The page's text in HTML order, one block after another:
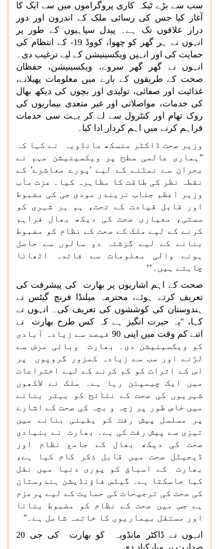
سب سے بڑے ٹیکہ کاری پروگراموں میں سے ایک کا
آغاز کیا جس کی رسائی ملک کے اندرون اور دور
دراز علاقوں تک ہے۔ پیدل سپاہیوں کے طور پر
انہوں نے ہر گھر کو چھوا، کووڈ-19 کے انتظام کی
حمایت کی اور انہیں ویکسینیشن کے لیے ترغیب دی۔
انہوں نے گھر گھر سروے، ویکسینیشن، حفظان
صحت کے طریقوں کے بارے میں معلومات پھیلانے،
غذائیت اور صفائی، تولیدی اور بچوں کی دیکھ بھال
کی خدمات، مواصلاتی اور غیر متعدی بیماریوں کی
روک تھام اور کنٹرول سے لے کر بہت سی خدمات
فراہم کرنے میں اہم کردار ادا کیا۔
وزیر صحت ڈاکٹر منسکھ مانڈویہ نے کہا کہ
"ہماری عالمی سطح پر ویکسینیشن مہم نے
بحران سے نمٹنے کے لیے 'پورے معاشرے' کے
نقطہ نظر کی طاقت کا مظاہرہ کیا۔ عزت مآب
وزیر اعظم جناب نریندر مودی جی کی مضبوط
اور قابل قیادت کے تحت، ہم ہر شہری کو
سستی، معیاری صحت کی دیکھ بھال فراہم
کرنے کے لیے ملک کے صحت کے نظام کو مضبوط
بنانے کے لیے گزشتہ دو سالوں سے حاصل
ہونے والی معلومات سے فائدہ اٹھانا
چاہتے ہیں۔’’
صحت کے اہم اشاریوں پر بھارت کی پیشرفت کی
تعریف کرتے ہوئے، محترمہ میلنڈا فرنچ گیٹس نے
ہندوستان کی کوششوں کی تعریف کی۔ انہوں نے
کہا، "یہ حیرت انگیز ہے کہ کس طرح بھارت نے
اتنے کم وقت میں اپنی 90 فیصد سے زیادہ آبادی
کو ویکسینیشن دی۔ بھارت وبائی مرض سے
لڑنے اور سب سے زیادہ کمزور گروپوں پر
اس کے اثرات کو کم کرنے کے لیے اختراعات
میں ایک چیمپئن رہا ہے۔ ملک نے لاکھوں
شہریوں کی صحت کے نتائج کو بہتر بنانے
میں خاص طور پر زچہ و بچہ کی صحت کے اشارے
پر مسلسل پیش رفت کو یقینی بنانے میں
تیزی سے پیش رفت کی ہے۔ بھارت نے بنیادی
صحت کی دیکھ بھال کے جامع نظام اور
ڈیجیٹل صحت میں قابل ذکر کام کیا ہے،
بھارت کے اسباق کو پوری دنیا میں نقل
کیا جاسکتا ہے۔ گیٹس فاؤنڈیشن ہندوستان
کی صحت کی ترجیحات کی حمایت کے لیے پرعزم
ہے جس میں صحت کے نظام کو مضبوط بنانا
اور مستقل بیماریوں کا خاتمہ شامل ہے۔"
انہوں نے ڈاکٹر مانڈویہ کو بھارت کی جی 20